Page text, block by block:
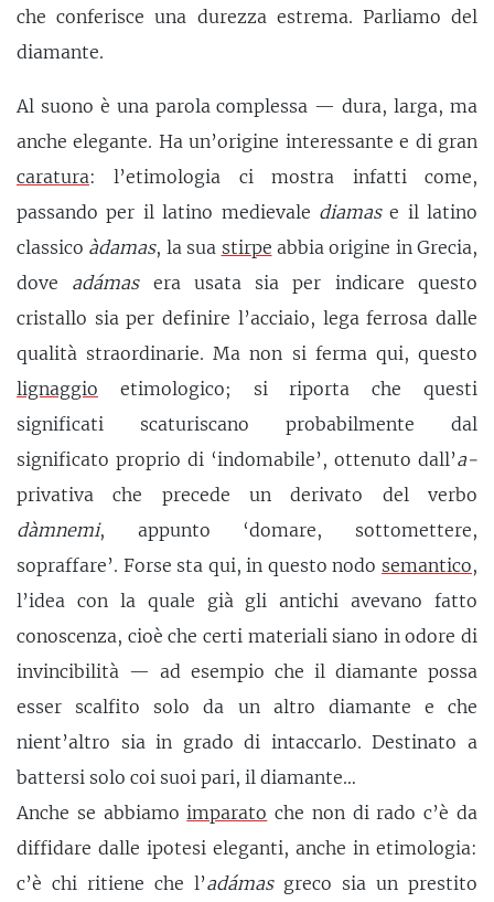
che conferisce una durezza estrema. Parliamo del
diamante.
Al suono è una parola complessa — dura, larga, ma
anche elegante. Ha un’origine interessante e di gran
caratura: l’etimologia ci mostra infatti come,
passando per il latino medievale diamase il latino
classico àdamas, la sua stirpe abbia origine in Grecia,
dove adámasera usata sia per indicare questo
cristallo sia per definire l’acciaio, lega ferrosa dalle
qualità straordinarie. Ma non si ferma qui, questo
lignaggio etimologico; si riporta che questi
significati scaturiscano probabilmente dal
significato proprio di ‘indomabile’, ottenuto dall’a-
privativa che precede un derivato del verbo
dàmnemi, appunto ‘domare, sottomettere,
sopraffare’. Forse sta qui, in questo nodo semantico,
l’idea con la quale già gli antichi avevano fatto
conoscenza, cioè che certi materiali siano in odore di
invincibilità — ad esempio che il diamante possa
esser scalfito solo da un altro diamante e che
nient’altro sia in grado di intaccarlo. Destinato a
battersi solo coi suoi pari, il diamante…
Anche se abbiamoimparato che non di rado c’è da
diffidare dalle ipotesi eleganti, anche in etimologia:
c’è chi ritiene che l’adámasgreco sia un prestito